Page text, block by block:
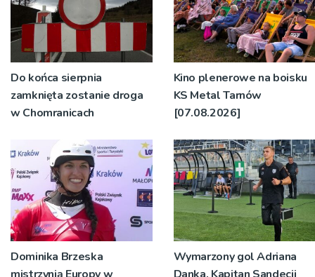
Do końca sierpnia
zamknięta zostanie droga
w Chomranicach
Kino plenerowe na boisku
KS Metal Tarnów
[07.08.2026]
Dominika Brzeska
mistrzynią Europy w
Wymarzony gol Adriana
Danka. Kapitan Sandecji